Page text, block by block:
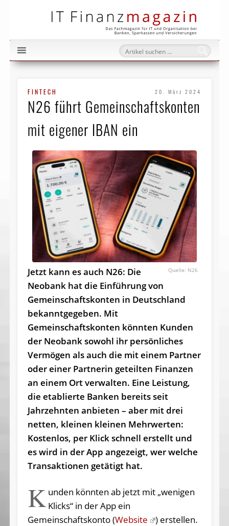
FINTECH 20. März 2024
N26 führt Gemeinschaftskonten
mit eigener IBAN ein
N26
Jetzt kann es auch N26: Die
Neobank hat die Einführung von
Gemeinschafts­konten in Deutschland
bekanntgegeben. Mit
Gemeinschaftskonten könnten Kunden
der Neobank sowohl ihr persönliches
Vermögen als auch die mit einem Partner
oder einer Partnerin geteilten Finanzen
an einem Ort verwalten. Eine Leistung,
die etablierte Banken bereits seit
Jahrzehnten anbieten – aber mit drei
netten, kleinen kleinen Mehrwerten:
Kostenlos, per Klick schnell erstellt und
es wird in der App angezeigt, wer welche
Transaktionen getätigt hat.
K unden könnten ab jetzt mit „wenigen
Klicks“ in der App ein
Gemeinschaftskonto (Website
) erstellen.